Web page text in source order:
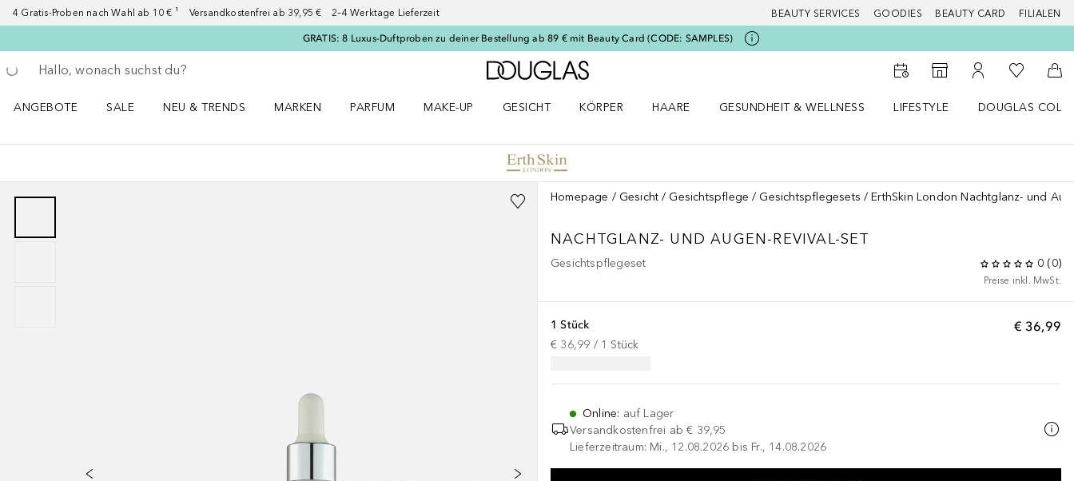
4 Gratis-Proben nach Wahl ab 10 € ¹ Versandkostenfrei ab 39,95 € 2–4 Werktage Lieferzeit BEAUTY SERVICES GOODIES BEAUTY CARD FILIALEN
GRATIS: 8 Luxus-Duftproben zu deiner Bestellung ab 89 € mit Beauty Card (CODE: SAMPLES)
Gehe zurück
Suche ausführen
Zur Douglas Startseite
Zum Storefinder
Zu Meinem
Zu Meiner
ANGEBOTE
SALE
NEU & TRENDS
MARKEN
PARFUM
MAKE-UP
GESICHT
KÖRPER
HAARE
GESUNDHEIT & WELLNESS
LIFESTYLE
DOUGLAS
Homepage Gesicht Gesichtspflege Gesichtspflegesets ErthSkin London Nachtglanz- und
NACHTGLANZ- UND AUGEN-REVIVAL-SET
Gesichtspflegeset 0 (0)
Preise inkl. MwSt.
€ 36,99
1 Stück
€ 36,99 / 1 Stück
Online: auf Lager
Versandkostenfrei ab € 39,95
Lieferzeitraum: Mi., 12.08.2026 bis Fr., 14.08.2026